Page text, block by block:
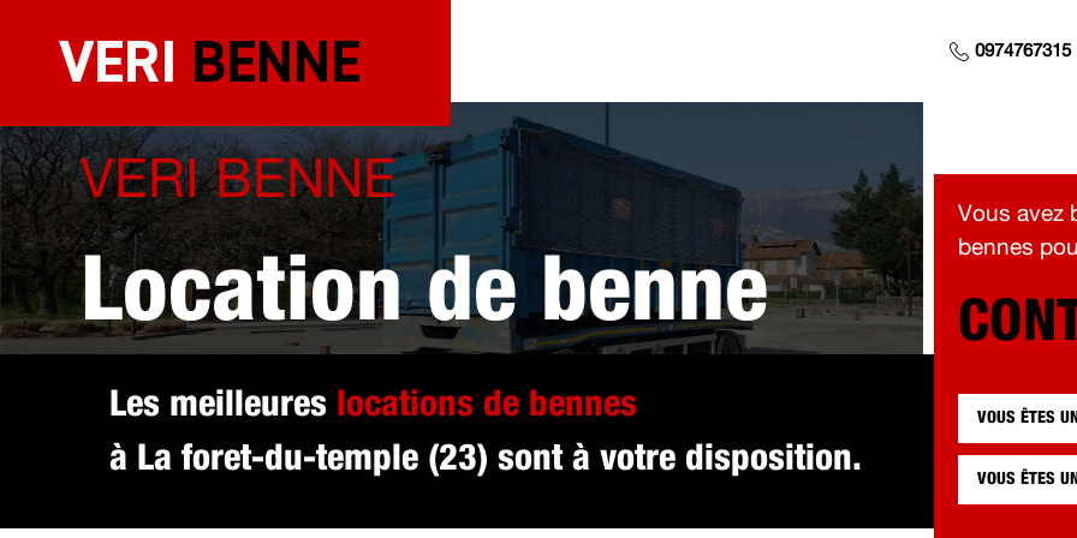
contenu
0974767315
VERI BENNE
Location de benne
sélectionné pour vous à
temple (23)
Les meilleures locations de bennes
à La foret-du-temple (23) sont à votre disposition.
Vous avez
bennes
VOUS ÊTES UN
VOUS ÊTES UN